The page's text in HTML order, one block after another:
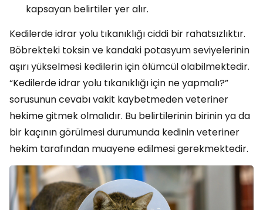
kapsayan belirtiler yer alır.
Kedilerde idrar yolu tıkanıklığı ciddi bir rahatsızlıktır.
Böbrekteki toksin ve kandaki potasyum seviyelerinin
aşırı yükselmesi kedilerin için ölümcül olabilmektedir.
“Kedilerde idrar yolu tıkanıklığı için ne yapmalı?”
sorusunun cevabı vakit kaybetmeden veteriner
hekime gitmek olmalıdır. Bu belirtilerinin birinin ya da
bir kaçının görülmesi durumunda kedinin veteriner
hekim tarafından muayene edilmesi gerekmektedir.